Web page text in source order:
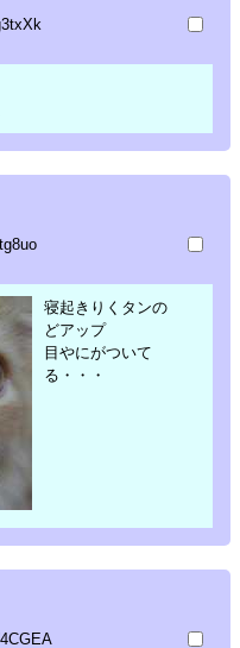
寝起きりくタンの
どアップ
目やにがついて
る・・・